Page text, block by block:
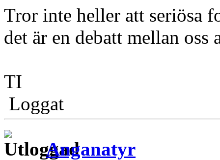
Tror inte heller att seriösa
det är en debatt mellan
TI
Loggat
Anganatyr